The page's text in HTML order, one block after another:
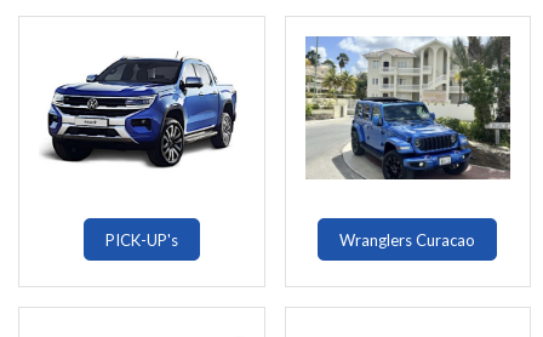
PICK-UP's Wranglers Curacao